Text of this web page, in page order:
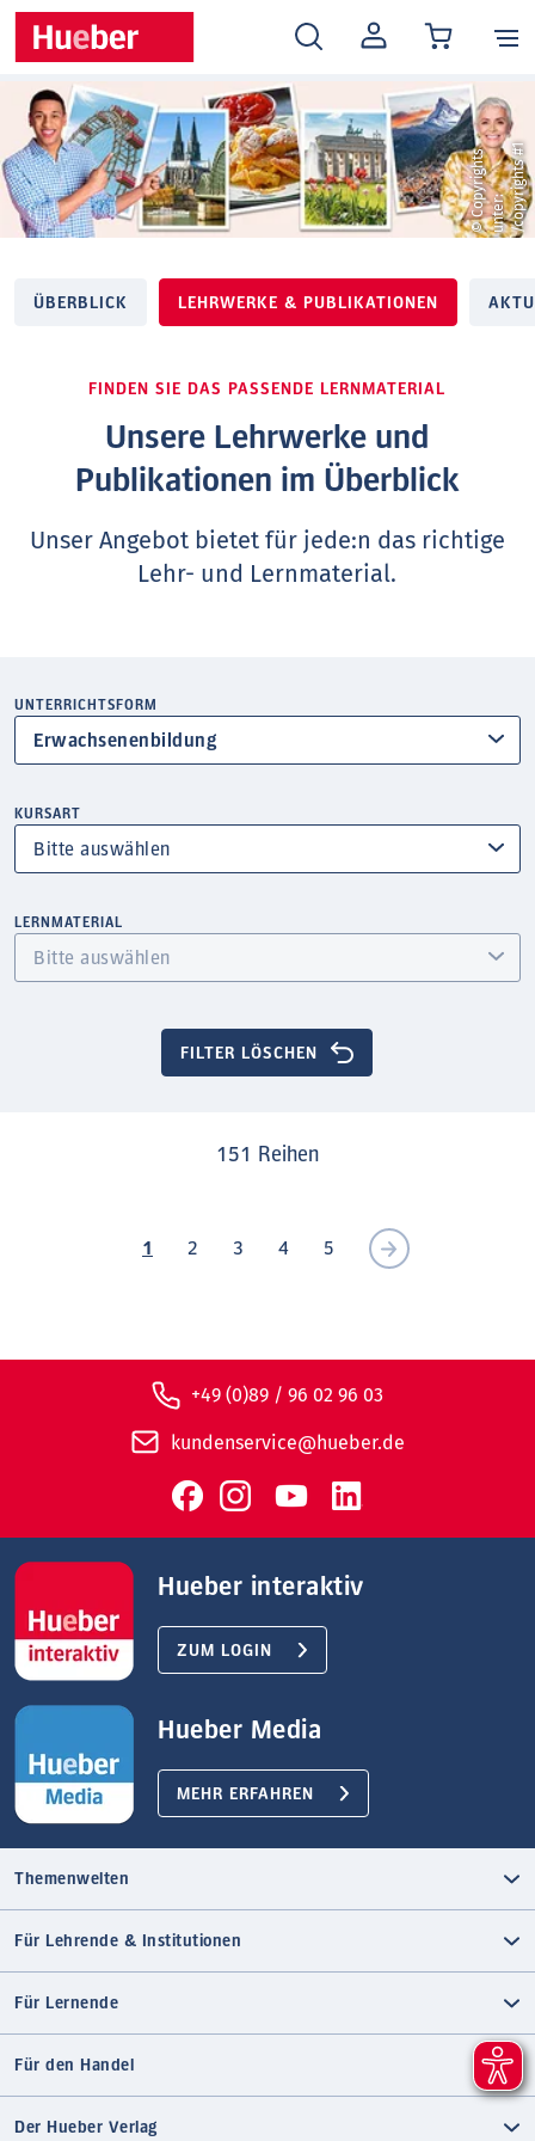
MEIN
KONTO
©
C
op
y
r
i
g
h
t
s
u
n
t
e
r:
/
c
o
py
r
i
g
h
t
s
# 1
ÜBERBLICK LEHRWERKE & PUBLIKATIONEN
FINDEN SIE DAS PASSENDE LERNMATERIAL
Unsere Lehrwerke und
Publikationen im Überblick
Unser Angebot bietet für jede:n das richtige
Lehr- und Lernmaterial.
Erwachsenenbildung
UNTERRICHTSFORM
KURSART
LERNMATERIAL
FILTER LÖSCHEN
151 Reihen
1 2 3 4 5
+49 (0)89 / 96 02 96 03
kundenservice@hueber.de
Hueber interaktiv
ZUM LOGIN
Hueber Media
MEHR ERFAHREN
Themenwelten
Für Lehrende & Institutionen
Für Lernende
Für den Handel
Der Hueber Verlag